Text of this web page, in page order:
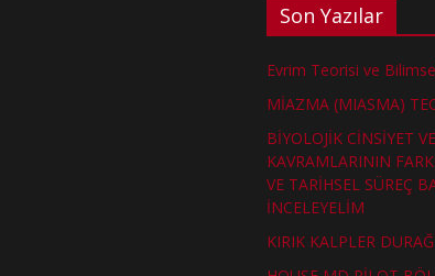
Son Yazılar
Evrim Teorisi ve
MİAZMA (MIASMA)
BİYOLOJİK CİNSİYET
KAVRAMLARININ
VE TARİHSEL SÜREÇ
İNCELEYELİM
KIRIK KALPLER